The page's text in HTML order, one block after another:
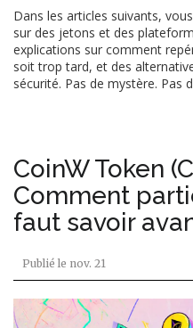
Dans les articles suivants,
sur des jetons et des
explications sur comment
soit trop tard, et des
sécurité. Pas de mystère. Pas
CoinW Token
Comment
faut savoir
Publié le nov. 21